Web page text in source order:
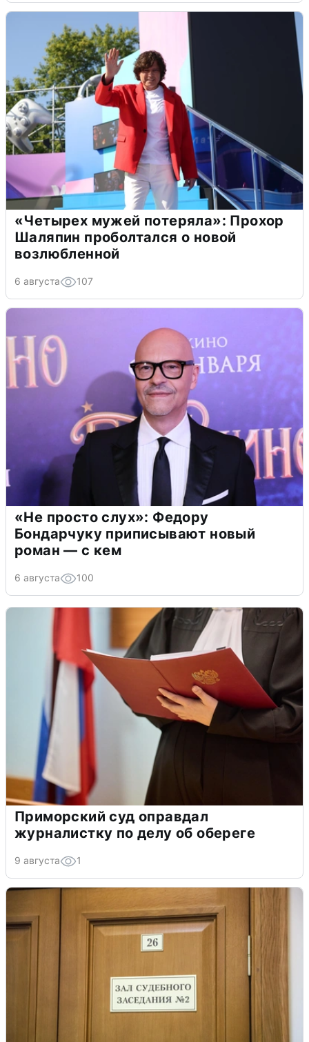
«Четырех мужей потеряла»: Прохор
Шаляпин проболтался о новой
возлюбленной
6 августа 107
«Не просто слух»: Федору
Бондарчуку приписывают новый
роман — с кем
6 августа 100
Приморский суд оправдал
журналистку по делу об обереге
9 августа 1